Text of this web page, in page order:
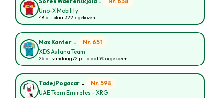
Soren Waerenskjold
Uno-X Mobility
48 pt. totaal322 x gekozen
Max Kanter - Nr. 651
XDS Astana Team
26 pt. vandaag72 pt. totaal395 x gekozen
Tadej Pogacar - Nr. 598
UAE Team Emirates - XRG